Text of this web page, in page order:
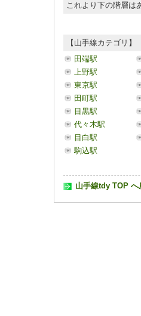
これより下の階層は
【山手線カテゴリ】
田端駅
上野駅
東京駅
田町駅
目黒駅
代々木駅
目白駅
駒込駅
山手線tdy TOP へ